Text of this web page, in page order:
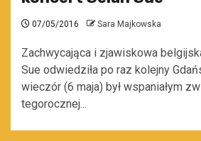
07/05/2016 Sara Majkowska
Zachwycająca i zjawiskowa
Sue odwiedziła po raz kolejny
wieczór (6 maja) był wspaniałym
tegorocznej...